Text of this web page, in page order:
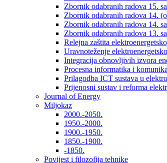
Zbornik odabranih radova 15.
Zbornik odabranih radova 14.
Zbornik odabranih radova 14.
Zbornik odabranih radova 13.
Relejna zaštita
Uravnoteženje
Integracija obnovljivih izvora
Procesna informatika i
Prilagodba ICT sustava u
Prijenosni sustav i reforma
Journal of Energy
Miljokaz
2000.-2050.
1950.-2000.
1900.-1950.
1850.-1900.
-1850.
Povijest i filozofija tehnike